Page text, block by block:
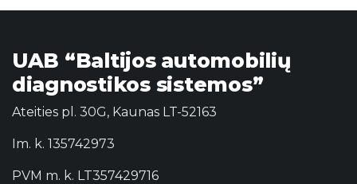
UAB “Baltijos automobilių
diagnostikos sistemos”
Ateities pl. 30G, Kaunas LT-52163
Im. k. 135742973
PVM m. k. LT357429716